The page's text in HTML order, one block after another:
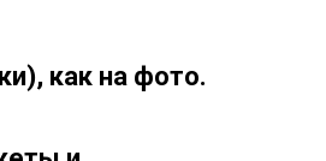
как на фото.